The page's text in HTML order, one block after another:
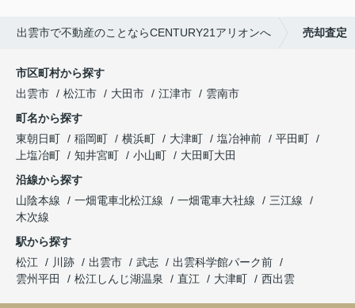
出雲市で不動産のことならCENTURY21アリオンへ 売却査定
市区町村から探す
出雲市
松江市 大田市 江津市
雲南市
町名から探す
東朝日町
稲岡町 横浜町 大津町 塩冶神前
平田町
上塩冶町
知井宮町 小山町
大田町大田
沿線から探す
山陰本線
一畑電車北松江線 一畑電車大社線
三江線
木次線
駅から探す
松江
川跡 出雲市 武志
出雲科学館パーク前
雲州平田
松江しんじ湖温泉 直江 大津町 西出雲